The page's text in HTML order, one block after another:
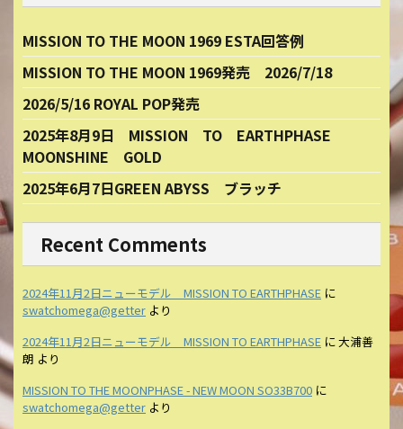
MISSION TO THE MOON 1969 ESTA回答例
MISSION TO THE MOON 1969発売 2026/7/18
2026/5/16 ROYAL POP発売
2025年8月9日 MISSION TO EARTHPHASE
MOONSHINE GOLD
2025年6月7日GREEN ABYSS ブラッチ
Recent Comments
2024年11月2日ニューモデル MISSION TO EARTHPHASE に
swatchomega@getter より
2024年11月2日ニューモデル MISSION TO EARTHPHASE に大浦善
朗 より
MISSION TO THE MOONPHASE - NEW MOON SO33B700 に
swatchomega@getter より